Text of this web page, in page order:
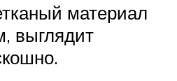
материал
выглядит